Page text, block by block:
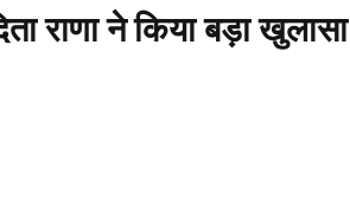
राणा ने किया बड़ा खुलासा